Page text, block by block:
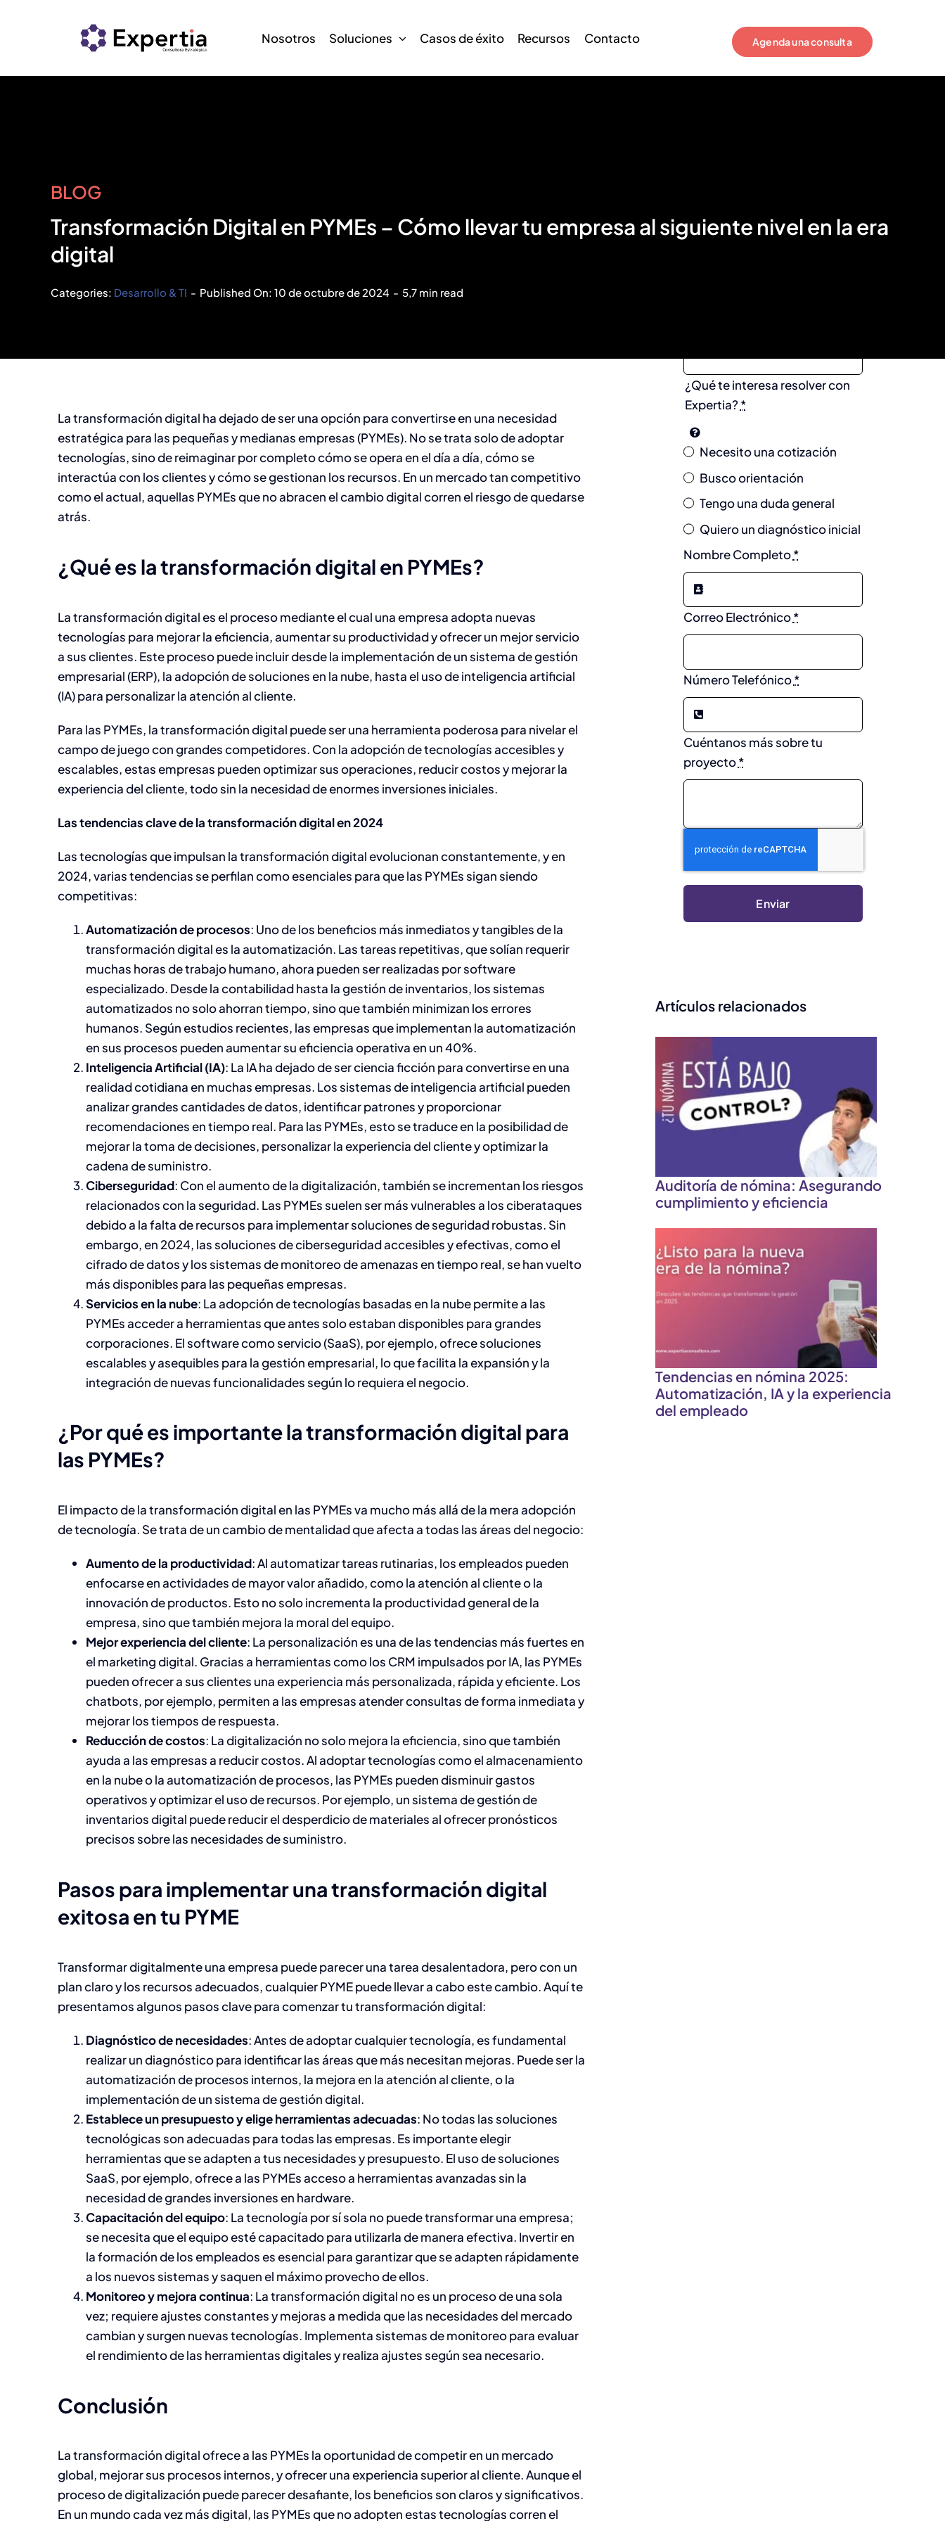
Nosotros Soluciones Casos de éxito Recursos Contacto Agenda una consulta
BLOG
Transformación Digital en PYMEs – Cómo llevar tu empresa al siguiente nivel en la era
digital
Categories: Desarrollo & TI - Published On: 10 de octubre de 2024 - 5,7 min read
La transformación digital ha dejado de ser una opción para convertirse en una necesidad
estratégica para las pequeñas y medianas empresas (PYMEs). No se trata solo de adoptar
tecnologías, sino de reimaginar por completo cómo se opera en el día a día, cómo se
interactúa con los clientes y cómo se gestionan los recursos. En un mercado tan competitivo
como el actual, aquellas PYMEs que no abracen el cambio digital corren el riesgo de quedarse
atrás.
¿Qué es la transformación digital en PYMEs?
La transformación digital es el proceso mediante el cual una empresa adopta nuevas
tecnologías para mejorar la eficiencia, aumentar su productividad y ofrecer un mejor servicio
a sus clientes. Este proceso puede incluir desde la implementación de un sistema de gestión
empresarial (ERP), la adopción de soluciones en la nube, hasta el uso de inteligencia artificial
(IA) para personalizar la atención al cliente.
Para las PYMEs, la transformación digital puede ser una herramienta poderosa para nivelar el
campo de juego con grandes competidores. Con la adopción de tecnologías accesibles y
escalables, estas empresas pueden optimizar sus operaciones, reducir costos y mejorar la
experiencia del cliente, todo sin la necesidad de enormes inversiones iniciales​.
Las tendencias clave de la transformación digital en 2024
Las tecnologías que impulsan la transformación digital evolucionan constantemente, y en
2024, varias tendencias se perfilan como esenciales para que las PYMEs sigan siendo
competitivas:
Automatización de procesos: Uno de los beneficios más inmediatos y tangibles de la
transformación digital es la automatización. Las tareas repetitivas, que solían requerir
muchas horas de trabajo humano, ahora pueden ser realizadas por software
especializado. Desde la contabilidad hasta la gestión de inventarios, los sistemas
automatizados no solo ahorran tiempo, sino que también minimizan los errores
humanos. Según estudios recientes, las empresas que implementan la automatización
en sus procesos pueden aumentar su eficiencia operativa en un 40%.
Inteligencia Artificial (IA): La IA ha dejado de ser ciencia ficción para convertirse en una
realidad cotidiana en muchas empresas. Los sistemas de inteligencia artificial pueden
analizar grandes cantidades de datos, identificar patrones y proporcionar
recomendaciones en tiempo real. Para las PYMEs, esto se traduce en la posibilidad de
mejorar la toma de decisiones, personalizar la experiencia del cliente y optimizar la
cadena de suministro.
Ciberseguridad: Con el aumento de la digitalización, también se incrementan los riesgos
relacionados con la seguridad. Las PYMEs suelen ser más vulnerables a los ciberataques
debido a la falta de recursos para implementar soluciones de seguridad robustas. Sin
embargo, en 2024, las soluciones de ciberseguridad accesibles y efectivas, como el
cifrado de datos y los sistemas de monitoreo de amenazas en tiempo real, se han vuelto
más disponibles para las pequeñas empresas.
Servicios en la nube: La adopción de tecnologías basadas en la nube permite a las
PYMEs acceder a herramientas que antes solo estaban disponibles para grandes
corporaciones. El software como servicio (SaaS), por ejemplo, ofrece soluciones
escalables y asequibles para la gestión empresarial, lo que facilita la expansión y la
integración de nuevas funcionalidades según lo requiera el negocio​.
¿Por qué es importante la transformación digital para
las PYMEs?
El impacto de la transformación digital en las PYMEs va mucho más allá de la mera adopción
de tecnología. Se trata de un cambio de mentalidad que afecta a todas las áreas del negocio:
Aumento de la productividad: Al automatizar tareas rutinarias, los empleados pueden
enfocarse en actividades de mayor valor añadido, como la atención al cliente o la
innovación de productos. Esto no solo incrementa la productividad general de la
empresa, sino que también mejora la moral del equipo​.
Mejor experiencia del cliente: La personalización es una de las tendencias más fuertes en
el marketing digital. Gracias a herramientas como los CRM impulsados por IA, las PYMEs
pueden ofrecer a sus clientes una experiencia más personalizada, rápida y eficiente. Los
chatbots, por ejemplo, permiten a las empresas atender consultas de forma inmediata y
mejorar los tiempos de respuesta.
Reducción de costos: La digitalización no solo mejora la eficiencia, sino que también
ayuda a las empresas a reducir costos. Al adoptar tecnologías como el almacenamiento
en la nube o la automatización de procesos, las PYMEs pueden disminuir gastos
operativos y optimizar el uso de recursos. Por ejemplo, un sistema de gestión de
inventarios digital puede reducir el desperdicio de materiales al ofrecer pronósticos
precisos sobre las necesidades de suministro​.
Pasos para implementar una transformación digital
exitosa en tu PYME
Transformar digitalmente una empresa puede parecer una tarea desalentadora, pero con un
plan claro y los recursos adecuados, cualquier PYME puede llevar a cabo este cambio. Aquí te
presentamos algunos pasos clave para comenzar tu transformación digital:
Diagnóstico de necesidades: Antes de adoptar cualquier tecnología, es fundamental
realizar un diagnóstico para identificar las áreas que más necesitan mejoras. Puede ser la
automatización de procesos internos, la mejora en la atención al cliente, o la
implementación de un sistema de gestión digital​.
Establece un presupuesto y elige herramientas adecuadas: No todas las soluciones
tecnológicas son adecuadas para todas las empresas. Es importante elegir
herramientas que se adapten a tus necesidades y presupuesto. El uso de soluciones
SaaS, por ejemplo, ofrece a las PYMEs acceso a herramientas avanzadas sin la
necesidad de grandes inversiones en hardware​.
Capacitación del equipo: La tecnología por sí sola no puede transformar una empresa;
se necesita que el equipo esté capacitado para utilizarla de manera efectiva. Invertir en
la formación de los empleados es esencial para garantizar que se adapten rápidamente
a los nuevos sistemas y saquen el máximo provecho de ellos​.
Monitoreo y mejora continua: La transformación digital no es un proceso de una sola
vez; requiere ajustes constantes y mejoras a medida que las necesidades del mercado
cambian y surgen nuevas tecnologías. Implementa sistemas de monitoreo para evaluar
el rendimiento de las herramientas digitales y realiza ajustes según sea necesario.
Conclusión
La transformación digital ofrece a las PYMEs la oportunidad de competir en un mercado
global, mejorar sus procesos internos, y ofrecer una experiencia superior al cliente. Aunque el
proceso de digitalización puede parecer desafiante, los beneficios son claros y significativos.
En un mundo cada vez más digital, las PYMEs que no adopten estas tecnologías corren el
¿Qué te interesa resolver con
Expertia? *
Necesito una cotización
Busco orientación
Tengo una duda general
Quiero un diagnóstico inicial
Nombre Completo*
Correo Electrónico*
Número Telefónico*
Cuéntanos más sobre tu
proyecto*
Enviar
Artículos relacionados
Auditoría de
nómina:
Asegurando
cumplimiento y
Capital Humano
Auditoría de nómina: Asegurando
cumplimiento y eficiencia
Tendencias en
nómina 2025:
Automatización, IA
y la experiencia del
empleado
Tendencias en nómina 2025:
Automatización, IA y la experiencia
del empleado